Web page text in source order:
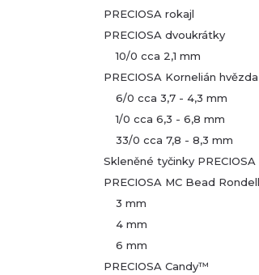
PRECIOSA rokajl
PRECIOSA dvoukrátky
10/0 cca 2,1 mm
PRECIOSA Kornelián hvězda
6/0 cca 3,7 - 4,3 mm
1/0 cca 6,3 - 6,8 mm
33/0 cca 7,8 - 8,3 mm
Skleněné tyčinky PRECIOSA
PRECIOSA MC Bead
3 mm
4 mm
6 mm
PRECIOSA Candy™